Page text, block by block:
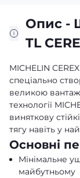
Опис -
TL
MICHELIN
спеціально
великою
технології
виняткову
тягу навіть у
Основні
Мінімальне
майбутньому